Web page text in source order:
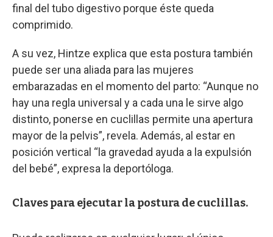
final del tubo digestivo porque éste queda
comprimido.
A su vez, Hintze explica que esta postura también
puede ser una aliada para las mujeres
embarazadas en el momento del parto: “Aunque no
hay una regla universal y a cada una le sirve algo
distinto, ponerse en cuclillas permite una apertura
mayor de la pelvis”, revela. Además, al estar en
posición vertical “la gravedad ayuda a la expulsión
del bebé”, expresa la deportóloga.
Claves para ejecutar la postura de cuclillas.